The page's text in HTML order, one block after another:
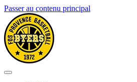
Passer au contenu principal